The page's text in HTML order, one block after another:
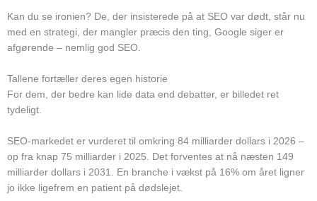
Kan du se ironien? De, der insisterede på at SEO var dødt, står nu
med en strategi, der mangler præcis den ting, Google siger er
afgørende – nemlig god SEO.
Tallene fortæller deres egen historie
For dem, der bedre kan lide data end debatter, er billedet ret
tydeligt.
SEO-markedet er vurderet til omkring 84 milliarder dollars i 2026 –
op fra knap 75 milliarder i 2025. Det forventes at nå næsten 149
milliarder dollars i 2031. En branche i vækst på 16% om året ligner
jo ikke ligefrem en patient på dødslejet.